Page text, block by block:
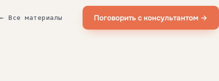
← Все материалы Поговорить с консультантом →